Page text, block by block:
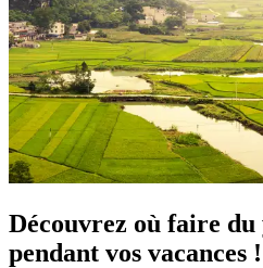
Découvrez où faire du
pendant vos vacances !